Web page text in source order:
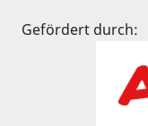
Gefördert durch: